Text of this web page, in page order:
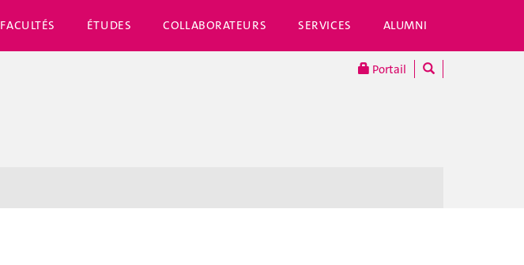
FACULTÉS ÉTUDES COLLABORATEURS SERVICES ALUMNI
Portail